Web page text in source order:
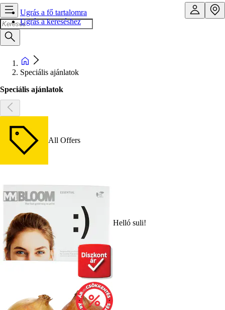
Ugrás a fő tartalomra
Ugrás a kereséshez
Speciális ajánlatok
Speciális ajánlatok
All Offers
Helló suli!